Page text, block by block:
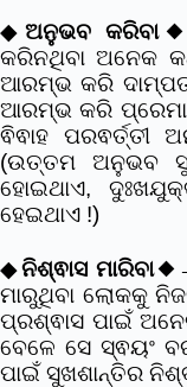
◆ଅନୁଭବ କରିବା
କରିନଥିବା ଅନେକ
ଆରମ୍ଭ କରି
ଆରମ୍ଭ କରି
ଵିଵାହ
(ଉତ୍ତମ ଅନୁଭବ
ହୋଇଥାଏ,
ହେଇଥାଏ !)
◆ନିଶ୍ଵାସ ମାରିବା
ମାରୁଥିବା ଲୋକକୁ
ପ୍ରଶ୍ଵାସ ପାଇଁ
ବେଳେ ସେ ସ୍ଵୟଂ
ପାଇଁ ସୁଖଶାନ୍ତିର